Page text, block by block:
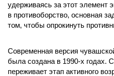
удерживаясь за этот элемент
в противоборство, основная
том, чтобы опрокинуть
Современная версия
была создана в 1990-х годах.
переживает этап активного